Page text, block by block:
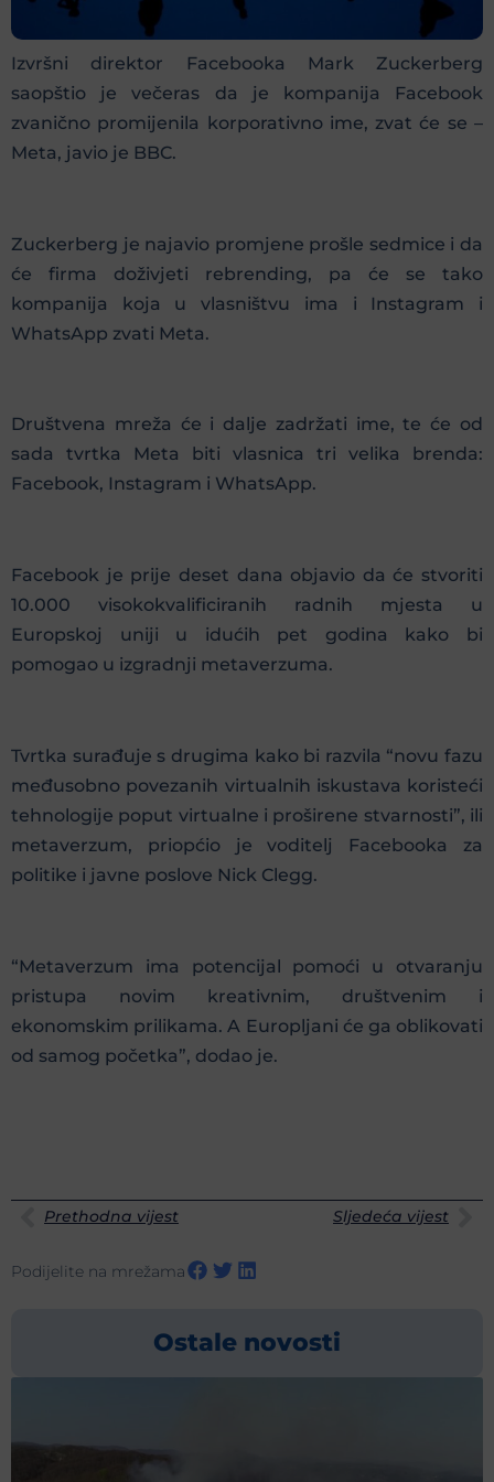
Izvršni direktor Facebooka Mark Zuckerberg
saopštio je večeras da je kompanija Facebook
zvanično promijenila korporativno ime, zvat će se –
Meta, javio je BBC.
Zuckerberg je najavio promjene prošle sedmice i da
će firma doživjeti rebrending, pa će se tako
kompanija koja u vlasništvu ima i Instagram i
WhatsApp zvati Meta.
Društvena mreža će i dalje zadržati ime, te će od
sada tvrtka Meta biti vlasnica tri velika brenda:
Facebook, Instagram i WhatsApp.
Facebook je prije deset dana objavio da će stvoriti
10.000 visokokvalificiranih radnih mjesta u
Europskoj uniji u idućih pet godina kako bi
pomogao u izgradnji metaverzuma.
Tvrtka surađuje s drugima kako bi razvila “novu fazu
međusobno povezanih virtualnih iskustava koristeći
tehnologije poput virtualne i proširene stvarnosti”, ili
metaverzum, priopćio je voditelj Facebooka za
politike i javne poslove Nick Clegg.
“Metaverzum ima potencijal pomoći u otvaranju
pristupa novim kreativnim, društvenim i
ekonomskim prilikama. A Europljani će ga oblikovati
od samog početka”, dodao je.
Prethodna vijest Sljedeća vijest
Podijelite na mrežama
Ostale novosti